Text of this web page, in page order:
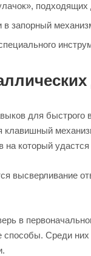
подходящих
в запорный
для быстрого
который
высверливание
в
Среди